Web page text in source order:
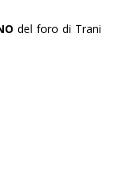
del foro di Trani